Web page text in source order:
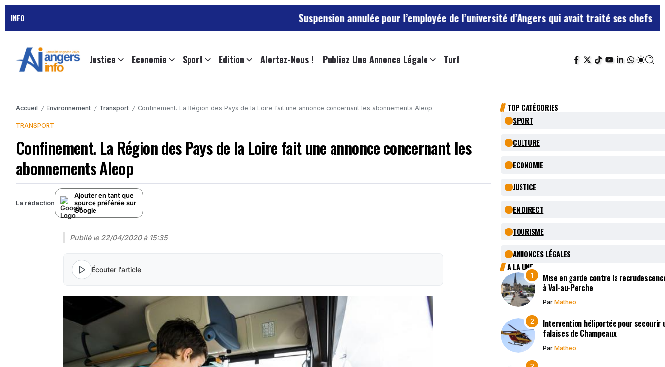
INFO Suspension annulée pour l’employée de l’université d’Angers qui avait traité ses chefs de “chiens”Le
Justice Economie Sport Edition Alertez-Nous ! Publiez Une Annonce Légale Turf
Accueil / Environnement / Transport / Confinement. La Région des Pays de la Loire fait une annonce concernant les abonnements Aleop
TRANSPORT
Confinement. La Région des Pays de la Loire fait une annonce concernant les
abonnements Aleop
La rédaction
Ajouter en tant que
source préférée sur
Google
Publié le 22/04/2020 à 15:35
Écouter l'article
TOP CATÉGORIES
SPORT
CULTURE
ECONOMIE
JUSTICE
EN DIRECT
TOURISME
ANNONCES LÉGALES
A LA UNE
Mise en garde contre la
à Val-au-Perche
Par Matheo
Intervention héliportée pour secourir
falaises de Champeaux
Par Matheo